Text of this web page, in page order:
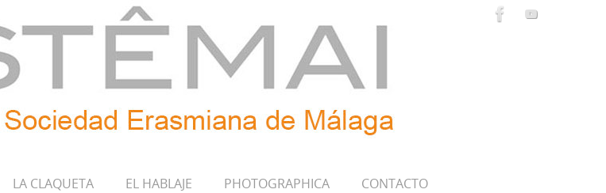
LA CLAQUETA EL HABLAJE PHOTOGRAPHICA CONTACTO